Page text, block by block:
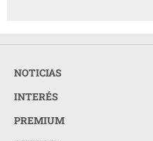
NOTICIAS
INTERÉS
PREMIUM